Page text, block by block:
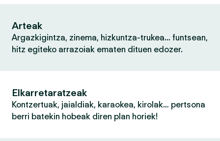
Arteak
Argazkigintza, zinema, hizkuntza-trukea… funtsean,
hitz egiteko arrazoiak ematen dituen edozer.
Elkarretaratzeak
Kontzertuak, jaialdiak, karaokea, kirolak… pertsona
berri batekin hobeak diren plan horiek!